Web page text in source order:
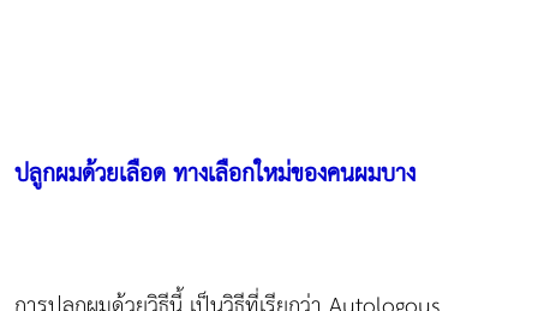
ปลูกผมด้วยเลือด ทางเลือกใหม่ของคนผมบาง